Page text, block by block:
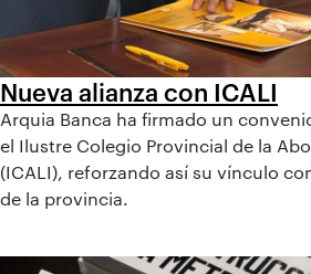
Nueva alianza con ICALI
Arquia Banca ha firmado un
el Ilustre Colegio Provincial de la
(ICALI), reforzando así su vínculo
de la provincia.